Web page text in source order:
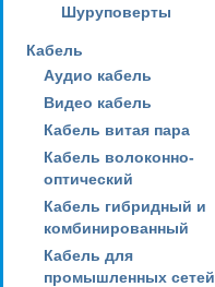
Шуруповерты
Кабель
Аудио кабель
Видео кабель
Кабель витая пара
Кабель волоконно-
оптический
Кабель гибридный и
комбинированный
Кабель для
промышленных сетей